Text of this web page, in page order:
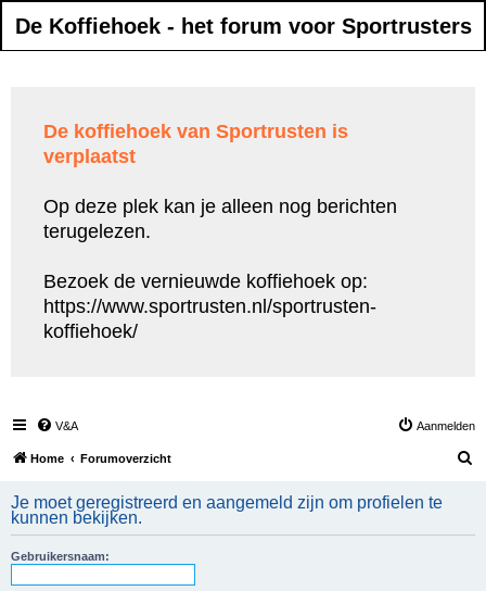
De Koffiehoek - het forum voor Sportrusters
De koffiehoek van Sportrusten is
verplaatst
Op deze plek kan je alleen nog berichten
terugelezen.
Bezoek de vernieuwde koffiehoek op:
https://www.sportrusten.nl/sportrusten-
koffiehoek/
V&A Aanmelden
Home Forumoverzicht
k
Je moet geregistreerd en aangemeld zijn om profielen te
kunnen bekijken.
Gebruikersnaam: